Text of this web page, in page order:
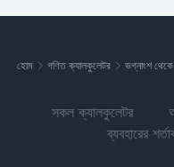
হোম গণিত ক্যালকুলেটর ভগ্নাংশ
সকল ক্যালকুলেটর
ব্যবহারের